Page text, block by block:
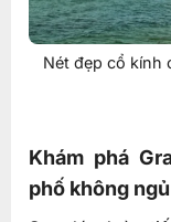
Nét đẹp cổ kính
Khám phá
phố không ngủ